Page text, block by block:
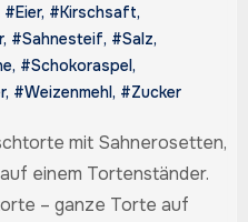
#Eier, #Kirschsaft,
, #Sahnesteif, #Salz,
, #Schokoraspel,
, #Weizenmehl, #Zucker
– ganze Torte auf